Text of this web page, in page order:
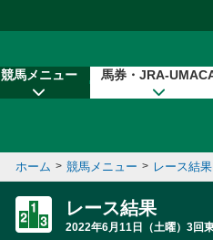
競馬メニュー 馬券・JRA-
ホーム > 競馬メニュー > レース結
レース結果
2022年6月11日（土曜）3回